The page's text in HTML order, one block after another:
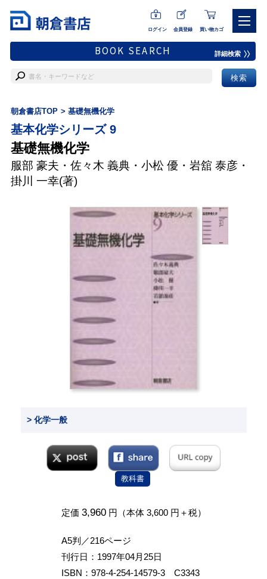
ログイン 会員登録 買い物カゴ
BOOK SEARCH 詳細検索
朝倉書店TOP 基礎無機化学
基本化学シリーズ 9
基礎無機化学
服部 豪夫 ・ 佐々木 義典・ 小松 優 ・ 岩舘 泰彦・
掛川 一幸(著)
> 化学一般
教科書
定価 3,960円（本体 3,600 円＋税）
A5判／216ページ
刊行日：1997年04月25日
ISBN：978-4-254-14579-3 C3343